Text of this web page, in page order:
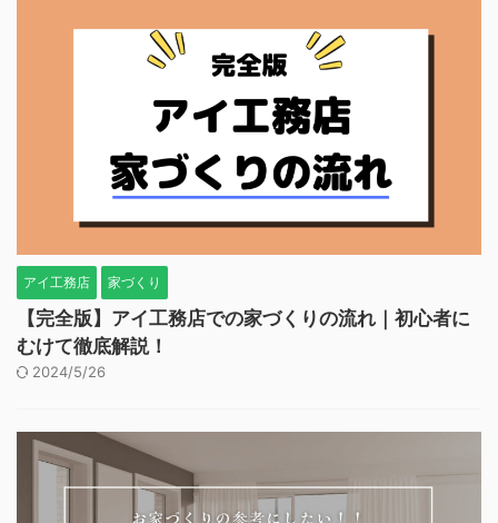
アイ工務店 家づくり
【完全版】アイ工務店での家づくりの流れ｜初心者に
むけて徹底解説！
2024/5/26